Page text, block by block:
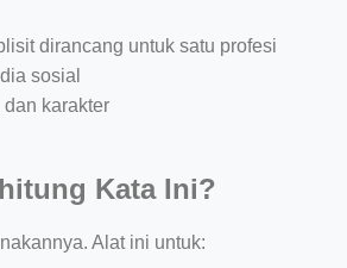
dirancang untuk satu profesi
sosial
karakter
Kata Ini?
Alat ini untuk: